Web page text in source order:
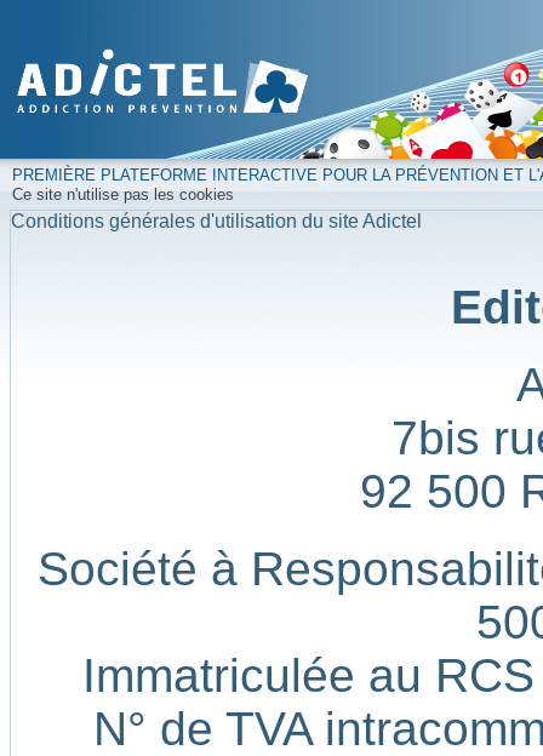
PREMIÈRE PLATEFORME INTERACTIVE POUR LA PRÉVENTION ET
Ce site n'utilise pas les cookies
Conditions générales d'utilisation du site Adictel
7bis
92 500
Société à
Immatriculée au
N° de TVA